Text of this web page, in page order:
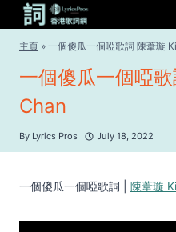
content
主頁 » 一個傻瓜一個啞歌詞 陳葦璇
一個傻瓜一個啞
Chan
By Lyrics Pros July 18, 2022
一個傻瓜一個啞歌詞 | 陳葦璇